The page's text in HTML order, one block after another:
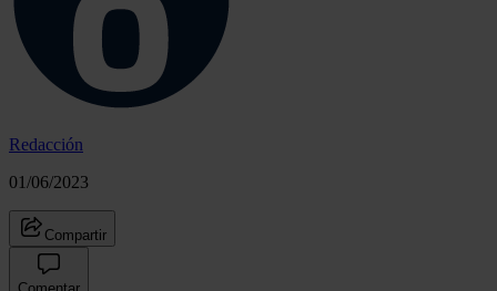
Redacción
01/06/2023
Compartir